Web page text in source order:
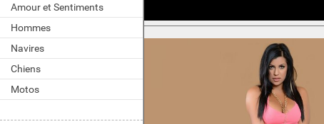
Amour et Sentiments
Hommes
Navires
Chiens
Motos